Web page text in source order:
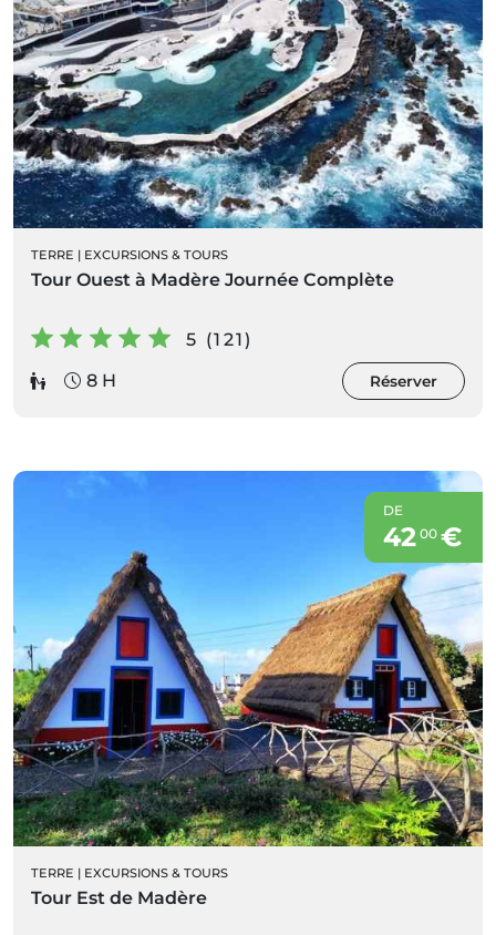
TERRE | EXCURSIONS & TOURS
Tour Ouest à Madère Journée Complète
5 (121)
8 H
Réserver
DE
42 00€
TERRE | EXCURSIONS & TOURS
Tour Est de Madère